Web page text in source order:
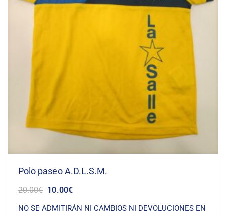
Polo paseo A.D.L.S.M.
20.00€ 10.00€
NO SE ADMITIRÁN NI CAMBIOS NI DEVOLUCIONES EN